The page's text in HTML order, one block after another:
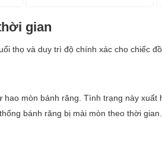
gian
thọ và duy trì độ chính xác cho chiếc
mòn bánh răng. Tình trạng này xuất
bánh răng bị mài mòn theo thời gian.